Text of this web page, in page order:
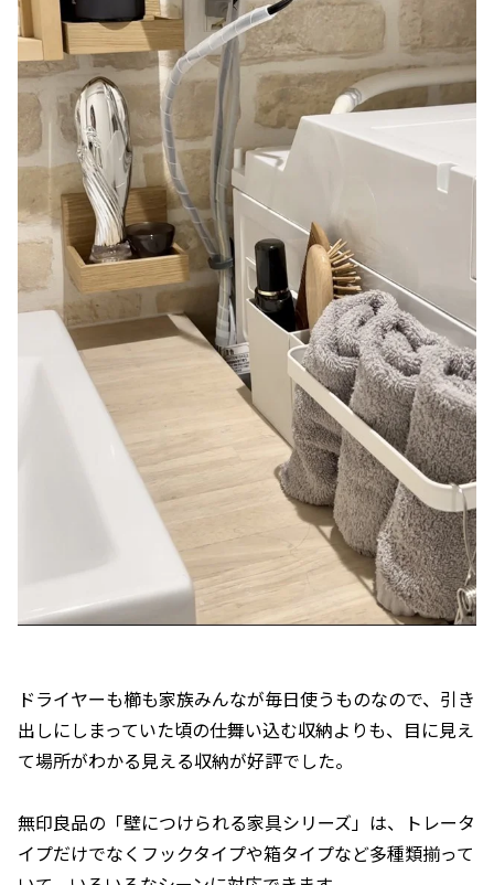
ドライヤーも櫛も家族みんなが毎日使うものなので、引き
出しにしまっていた頃の仕舞い込む収納よりも、目に見え
て場所がわかる見える収納が好評でした。
無印良品の「壁につけられる家具シリーズ」は、トレータ
イプだけでなくフックタイプや箱タイプなど多種類揃って